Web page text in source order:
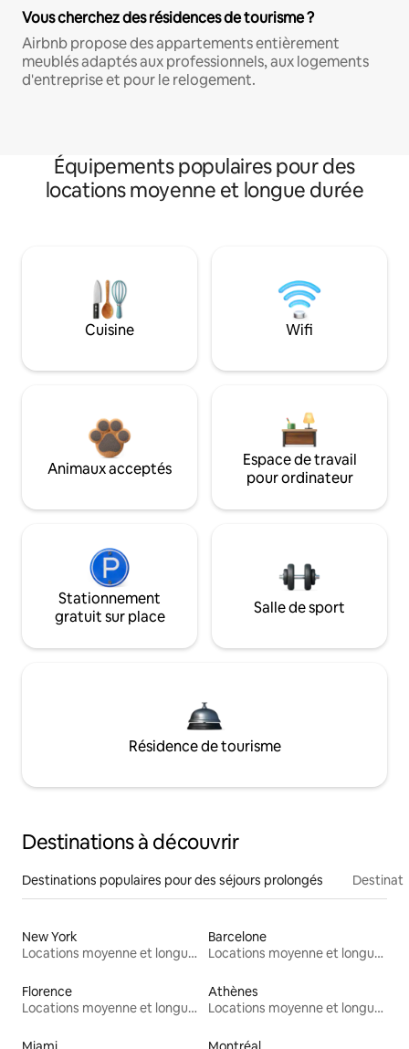
Vous cherchez des résidences de tourisme ?
Airbnb propose des appartements entièrement
meublés adaptés aux professionnels, aux logements
d'entreprise et pour le relogement.
Équipements populaires pour des
locations moyenne et longue durée
Cuisine Wifi
Animaux acceptés
Espace de travail
pour ordinateur
Stationnement
gratuit sur place
Salle de sport
Résidence de tourisme
Destinations à découvrir
Destinations populaires pour des séjours prolongés
New York
Locations moyenne et longue durée
Barcelone
Locations moyenne et longue durée
Florence
Locations moyenne et longue durée
Athènes
Locations moyenne et longue durée